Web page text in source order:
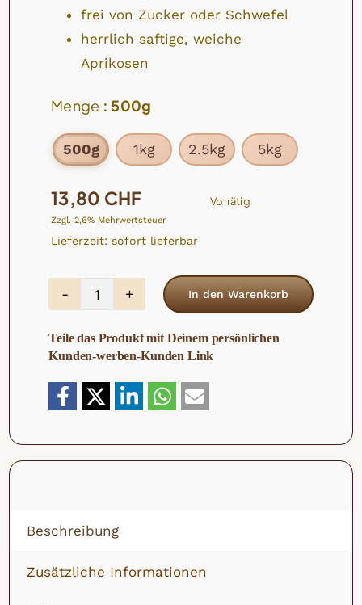
frei von Zucker oder Schwefel
herrlich saftige, weiche
Aprikosen
Menge : 500g
500g 1kg 2.5kg 5kg
13,80 CHF
Zzgl. 2,6% Mehrwertsteuer
Lieferzeit: sofort lieferbar
Vorrätig
Bio
Aprikosen
Menge
In den Warenkorb
Teile das Produkt mit Deinem persönlichen
Kunden-werben-Kunden Link
Beschreibung
Zusätzliche Informationen